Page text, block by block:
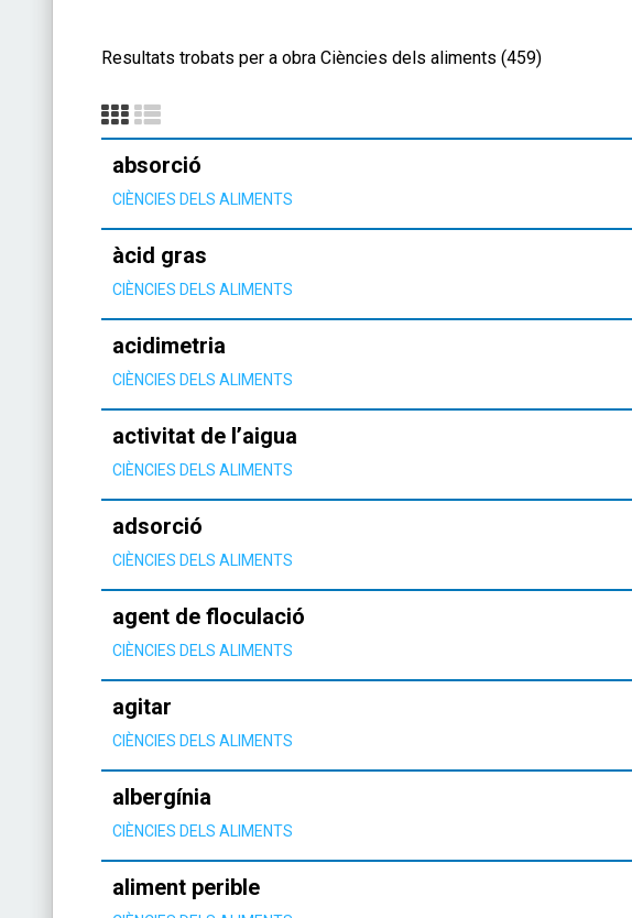
Resultats trobats per a obra Ciències dels aliments (459)
absorció
CIÈNCIES DELS ALIMENTS
àcid gras
CIÈNCIES DELS ALIMENTS
acidimetria
CIÈNCIES DELS ALIMENTS
activitat de l’aigua
CIÈNCIES DELS ALIMENTS
adsorció
CIÈNCIES DELS ALIMENTS
agent de floculació
CIÈNCIES DELS ALIMENTS
agitar
CIÈNCIES DELS ALIMENTS
albergínia
CIÈNCIES DELS ALIMENTS
aliment perible